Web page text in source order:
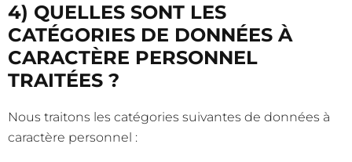
4) QUELLES SONT LES
CATÉGORIES DE DONNÉES À
CARACTÈRE PERSONNEL
TRAITÉES ?
Nous traitons les catégories suivantes de données à
caractère personnel :